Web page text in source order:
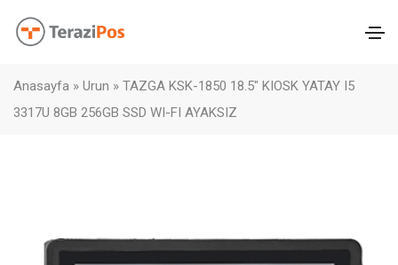
Anasayfa » Urun » TAZGA KSK-1850 18.5″ KIOSK YATAY I5
3317U 8GB 256GB SSD WI-FI AYAKSIZ